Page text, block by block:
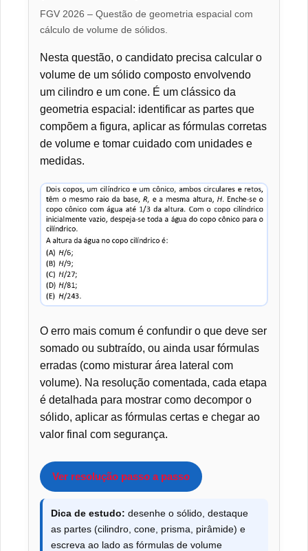
FGV 2026 – Questão de geometria espacial com
cálculo de volume de sólidos.
Nesta questão, o candidato precisa calcular o
volume de um sólido composto envolvendo
um cilindro e um cone. É um clássico da
geometria espacial: identificar as partes que
compõem a figura, aplicar as fórmulas corretas
de volume e tomar cuidado com unidades e
medidas.
O erro mais comum é confundir o que deve ser
somado ou subtraído, ou ainda usar fórmulas
erradas (como misturar área lateral com
volume). Na resolução comentada, cada etapa
é detalhada para mostrar como decompor o
sólido, aplicar as fórmulas certas e chegar ao
valor final com segurança.
Ver resolução passo a passo
Dica de estudo: desenhe o sólido, destaque
as partes (cilindro, cone, prisma, pirâmide) e
escreva ao lado as fórmulas de volume